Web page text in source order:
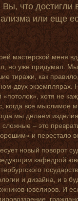
Вы, что достигли
или еще
мастерской меня
но уже придумал.
тиражи, как
двух экземплярах.
«потолок», хотя не
когда все мыслимое
мы делаем
– это
и перестало
новый поворот
кафедрой
и дизайна, и в
ювелиров. И